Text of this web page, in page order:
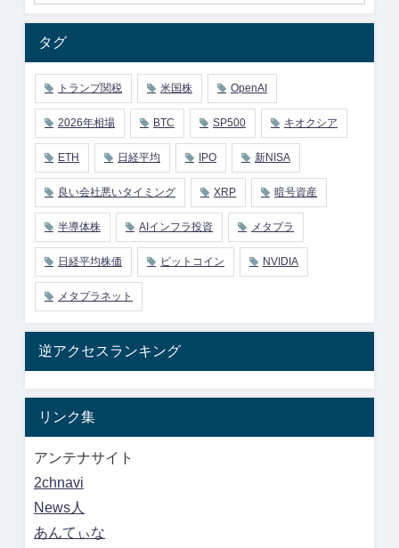
タグ
トランプ関税 米国株 OpenAI
2026年相場 BTC SP500 キオクシア
ETH 日経平均 IPO 新NISA
良い会社悪いタイミング XRP 暗号資産
半導体株 AIインフラ投資 メタプラ
日経平均株価 ビットコイン NVIDIA
メタプラネット
逆アクセスランキング
リンク集
アンテナサイト
2chnavi
News人
あんてぃな